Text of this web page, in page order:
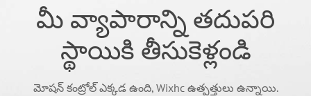
మీ వ్యాపారాన్ని తదుపరి
స్థాయికి తీసుకెళ్లండి
మోషన్ కంట్రోల్ ఎక్కడ ఉంది, Wixhc ఉత్పత్తులు ఉన్నాయి.